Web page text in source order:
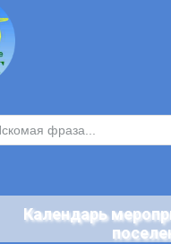
Календарь